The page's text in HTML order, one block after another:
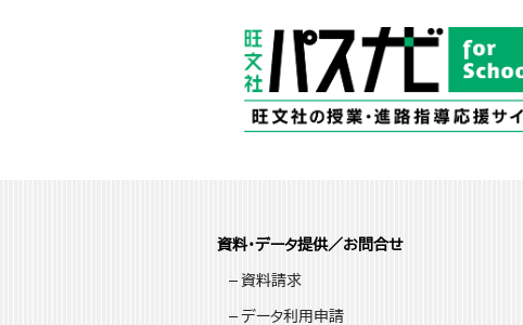
資料・データ提供／お問合せ
資料請求
データ利用申請